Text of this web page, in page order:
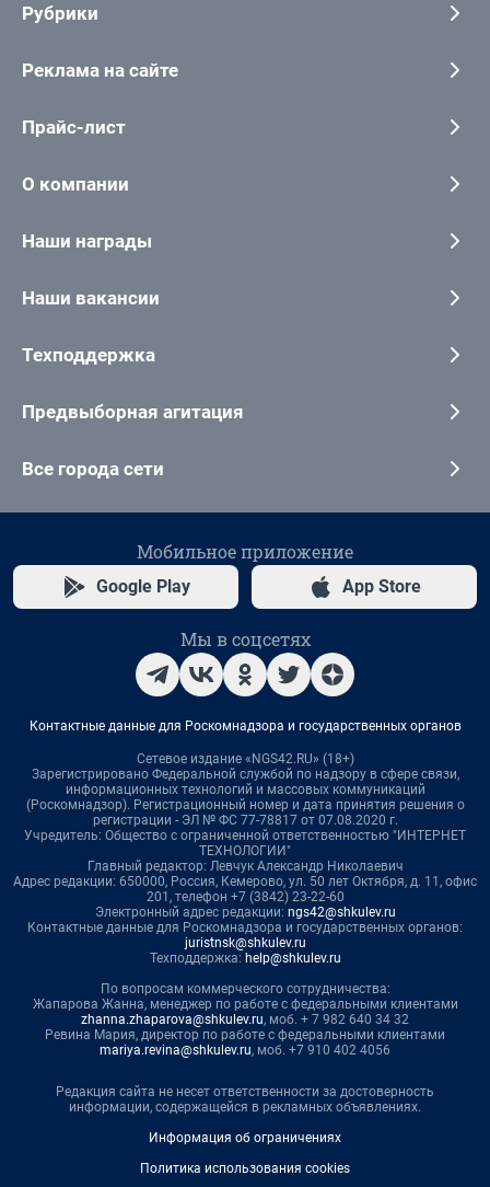
Рубрики
Реклама на сайте
Прайс-лист
О компании
Наши награды
Наши вакансии
Техподдержка
Предвыборная агитация
Все города сети
Мобильное приложение
Google Play App Store
Мы в соцсетях
Контактные данные для Роскомнадзора и государственных органов
Сетевое издание «NGS42.RU» (18+)
Зарегистрировано Федеральной службой по надзору в сфере связи,
информационных технологий и массовых коммуникаций
(Роскомнадзор). Регистрационный номер и дата принятия решения о
регистрации - ЭЛ № ФС 77-78817 от 07.08.2020 г.
Учредитель: Общество с ограниченной ответственностью "ИНТЕРНЕТ
ТЕХНОЛОГИИ"
Главный редактор: Левчук Александр Николаевич
Адрес редакции: 650000, Россия, Кемерово, ул. 50 лет Октября, д. 11, офис
201, телефон +7 (3842) 23-22-60
Электронный адрес редакции: ngs42@shkulev.ru
Контактные данные для Роскомнадзора и государственных органов:
juristnsk@shkulev.ru
Техподдержка: help@shkulev.ru
По вопросам коммерческого сотрудничества:
Жапарова Жанна, менеджер по работе с федеральными клиентами
zhanna.zhaparova@shkulev.ru, моб. + 7 982 640 34 32
Ревина Мария, директор по работе с федеральными клиентами
mariya.revina@shkulev.ru, моб. +7 910 402 4056
Редакция сайта не несет ответственности за достоверность
информации, содержащейся в рекламных объявлениях.
Информация об ограничениях
Политика использования cookies